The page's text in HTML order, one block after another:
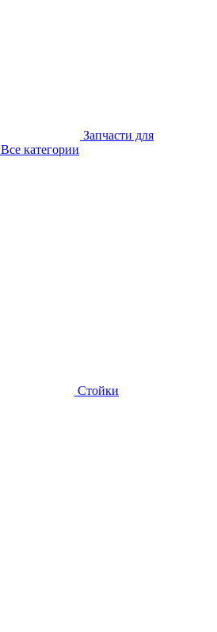
Запчасти для
Все категории
Стойки